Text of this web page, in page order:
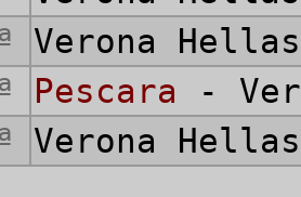
ª
Verona
ª Pescara -
ª Verona